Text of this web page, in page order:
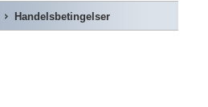
Handelsbetingelser